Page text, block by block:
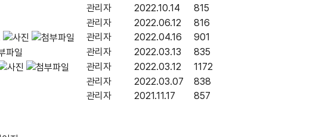
관리자 2022.10.14
815
관리자 2022.06.12
816
관리자 2022.04.16
901
관리자 2022.03.13
835
관리자 2022.03.12
1172
관리자 2022.03.07
838
관리자 2021.11.17 857